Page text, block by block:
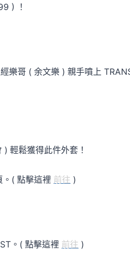
) ！
樂哥 ( 余文樂 ) 親手噴上
輕鬆獲得此件外套！
。( 點擊這裡 前往 )
。( 點擊這裡 前往 )